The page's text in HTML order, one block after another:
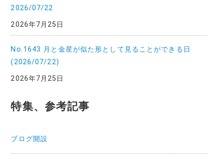
2026/07/22
2026年7月25日
No.1643 月と金星が似た形として見ることができる日
(2026/07/22)
2026年7月25日
特集、参考記事
ブログ開設